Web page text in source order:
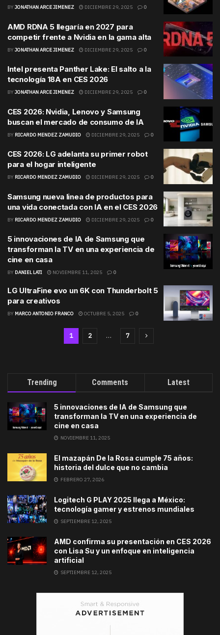
BY JONATHAN ARCE JIMENEZ DICIEMBRE 29, 2025 0
AMD RDNA 5 llegaría en 2027 para
competir frente a Nvidia en la gama alta
BY JONATHAN ARCE JIMENEZ DICIEMBRE 29, 2025 0
Intel presenta Panther Lake: El salto a la
tecnología 18A en CES 2026
BY JONATHAN ARCE JIMENEZ DICIEMBRE 29, 2025 0
CES 2026: Nvidia, Lenovo y Samsung
buscan el mercado de consumo de IA
BY RICARDO MENDEZ ZAMUDIO DICIEMBRE 29, 2025 0
CES 2026: LG adelanta su primer robot
para el hogar inteligente
BY RICARDO MENDEZ ZAMUDIO DICIEMBRE 29, 2025 0
Samsung nueva linea de productos para
una vida conectada con IA en el CES 2026
BY RICARDO MENDEZ ZAMUDIO DICIEMBRE 29, 2025 0
5 innovaciones de IA de Samsung que
transforman la TV en una experiencia de
cine en casa
BY DANIEL LATI NOVIEMBRE 11, 2025 0
LG UltraFine evo un 6K con Thunderbolt 5
para creativos
BY MARCO ANTONIO FRANCO OCTUBRE 5, 2025 0
1 2 … 7
Trending Comments Latest
5 innovaciones de IA de Samsung que
transforman la TV en una experiencia de
cine en casa
NOVIEMBRE 11, 2025
El mazapán De la Rosa cumple 75 años:
historia del dulce que no cambia
FEBRERO 27, 2026
Logitech G PLAY 2025 llega a México:
tecnología gamer y estrenos mundiales
SEPTIEMBRE 12, 2025
AMD confirma su presentación en CES 2026
con Lisa Su y un enfoque en inteligencia
artificial
SEPTIEMBRE 12, 2025